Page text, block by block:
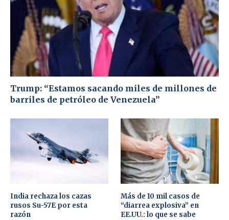
Trump: “Estamos sacando miles de millones de
barriles de petróleo de Venezuela”
India rechaza los cazas
rusos Su-57E por esta
razón
Más de 10 mil casos de
“diarrea explosiva” en
EE.UU.: lo que se sabe